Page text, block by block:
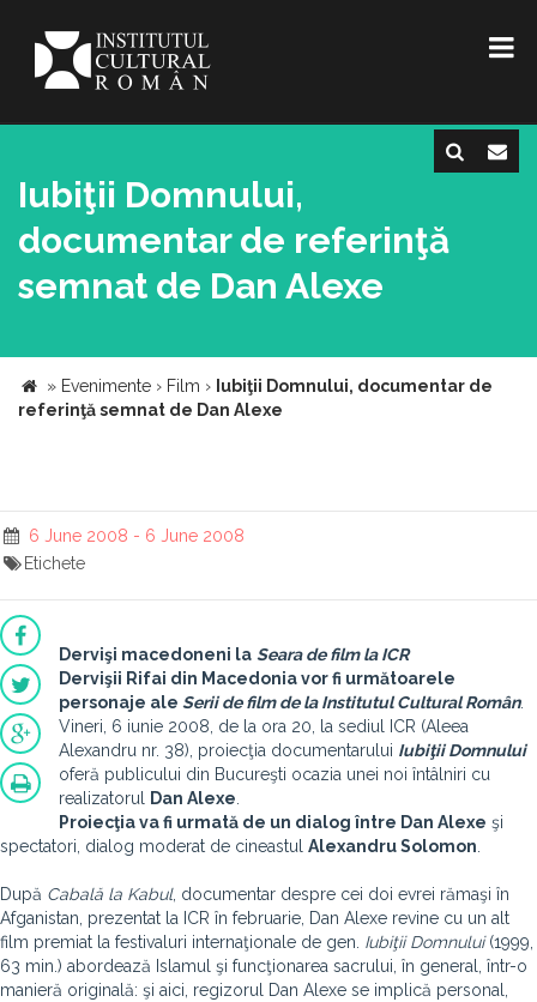
Iubiţii Domnului,
documentar de referinţă
semnat de Dan Alexe
» Evenimente › Film › Iubiţii Domnului, documentar de
referinţă semnat de Dan Alexe
6 June 2008 - 6 June 2008
Etichete
Dervişi macedoneni la Seara de film la ICR
Dervişii Rifai din Macedonia vor fi următoarele
personaje ale Serii de film de la Institutul Cultural Român.
Vineri, 6 iunie 2008, de la ora 20, la sediul ICR (Aleea
Alexandru nr. 38), proiecţia documentarului Iubiţii Domnului
oferă publicului din Bucureşti ocazia unei noi întâlniri cu
realizatorul
Dan Alexe
Proiecţia va fi urmată de un dialog între Dan Alexe şi
spectatori, dialog moderat de cineastul Alexandru Solomon
După Cabală la Kabul, documentar despre cei doi evrei rămaşi în
Afganistan, prezentat la ICR în februarie, Dan Alexe revine cu un alt
film premiat la festivaluri internaţionale de gen. Iubiţii Domnului(1999,
63 min.) abordează Islamul şi funcţionarea sacrului, în general, într-o
manieră originală: şi aici, regizorul Dan Alexe se implică personal,